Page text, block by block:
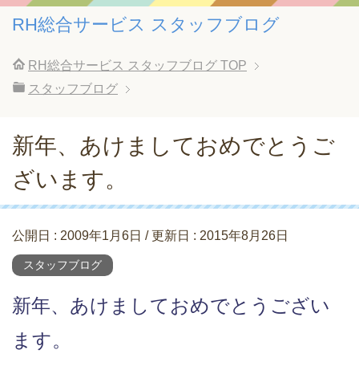
RH総合サービス スタッフブログ
RH総合サービス スタッフブログ TOP
スタッフブログ
新年、あけましておめでとうご
ざいます。
公開日 : 2009年1月6日 / 更新日 : 2015年8月26日
スタッフブログ
新年、あけましておめでとうござい
ます。